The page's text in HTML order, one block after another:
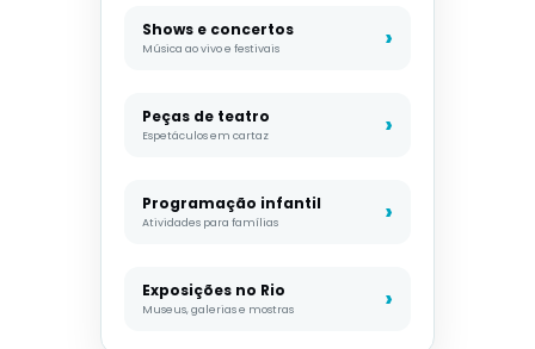
Shows e concertos
Música ao vivo e festivais
Peças de teatro
Espetáculos em cartaz
Programação infantil
Atividades para famílias
Exposições no Rio
Museus, galerias e mostras